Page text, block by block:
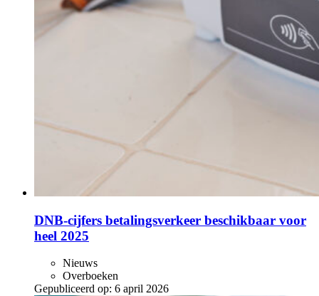
DNB-cijfers betalingsverkeer beschikbaar voor
heel 2025
Nieuws
Overboeken
Gepubliceerd op: 6 april 2026